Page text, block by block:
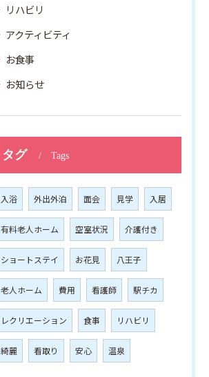
リハビリ
アクティビティ
お食事
お知らせ
タグ Tags
入浴 外出外泊 面会 見学 入居
有料老人ホーム 空室状況 介護付き
ショートステイ お花見 八王子
老人ホーム 費用 看護師 駅チカ
レクリエーション 食事 リハビリ
綺麗 看取り 安心 温泉